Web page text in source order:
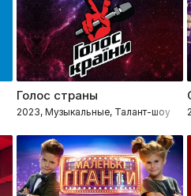
Голос страны
2023, Музыкальные, Талант-шоу